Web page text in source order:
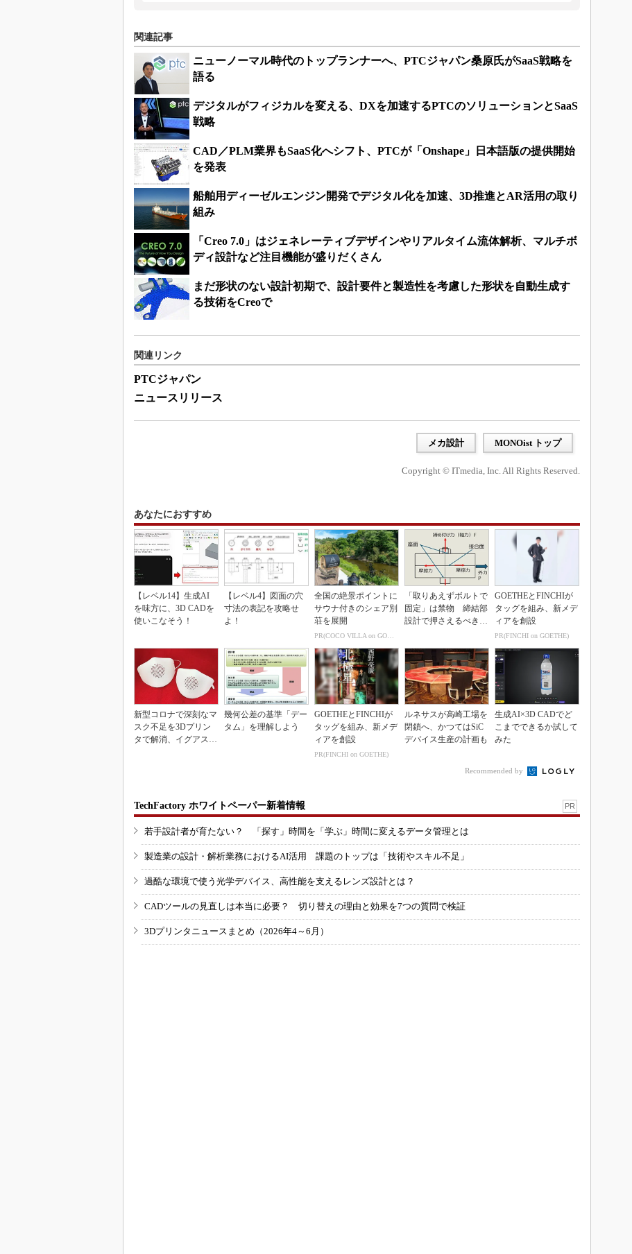
関連記事
ニューノーマル時代のトップランナーへ、PTCジャパン桑原氏がSaaS戦略を
語る
デジタルがフィジカルを変える、DXを加速するPTCのソリューションとSaaS
戦略
CAD／PLM業界もSaaS化へシフト、PTCが「Onshape」日本語版の提供開始
を発表
船舶用ディーゼルエンジン開発でデジタル化を加速、3D推進とAR活用の取り
組み
「Creo 7.0」はジェネレーティブデザインやリアルタイム流体解析、マルチボ
ディ設計など注目機能が盛りだくさん
まだ形状のない設計初期で、設計要件と製造性を考慮した形状を自動生成す
る技術をCreoで
関連リンク
PTCジャパン
ニュースリリース
メカ設計 MONOist トップ
Copyright © ITmedia, Inc. All Rights Reserved.
あなたにおすすめ
【レベル14】生成AI
を味方に、3D CADを
使いこなそう！
【レベル4】図面の穴
寸法の表記を攻略せ
よ！
全国の絶景ポイントに
サウナ付きのシェア別
荘を展開
PR(COCO VILLA on GOETHE)
「取りあえずボルトで
固定」は禁物 締結部
設計で押さえるべき基
GOETHEとFINCHIが
タッグを組み、新メデ
ィアを創設
PR(FINCHI on GOETHE)
新型コロナで深刻なマ
スク不足を3Dプリン
タで解消、イグアスが
幾何公差の基準「デー
タム」を理解しよう
GOETHEとFINCHIが
タッグを組み、新メデ
ィアを創設
PR(FINCHI on GOETHE)
ルネサスが高崎工場を
閉鎖へ、かつてはSiC
デバイス生産の計画も
生成AI×3D CADでど
こまでできるか試して
みた
Recommended by
TechFactory ホワイトペーパー新着情報 PR
若手設計者が育たない？ 「探す」時間を「学ぶ」時間に変えるデータ管理とは
製造業の設計・解析業務におけるAI活用 課題のトップは「技術やスキル不足」
過酷な環境で使う光学デバイス、高性能を支えるレンズ設計とは？
CADツールの見直しは本当に必要？ 切り替えの理由と効果を7つの質問で検証
3Dプリンタニュースまとめ（2026年4～6月）